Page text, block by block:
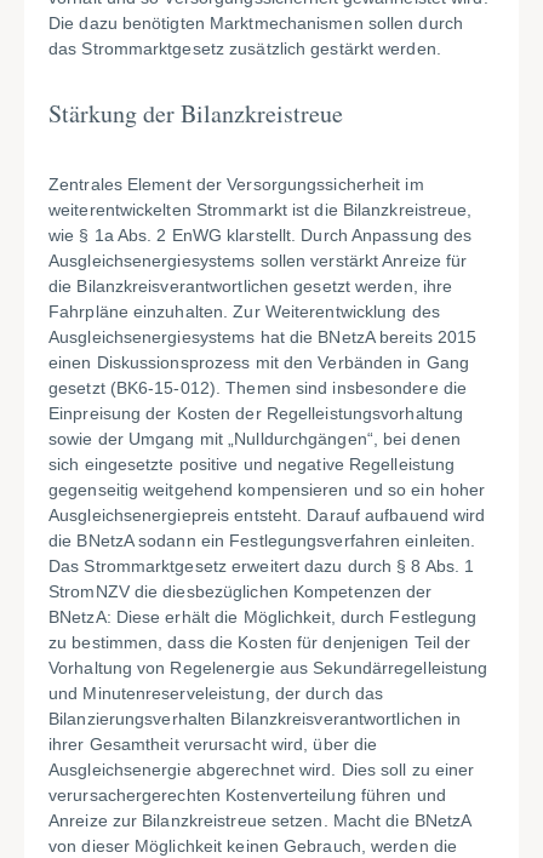
Die dazu benötigten Marktmechanismen sollen durch
das Strommarktgesetz zusätzlich gestärkt werden.
Stärkung der Bilanzkreistreue
Zentrales Element der Versorgungssicherheit im
weiterentwickelten Strommarkt ist die Bilanzkreistreue,
wie § 1a Abs. 2 EnWG klarstellt. Durch Anpassung des
Ausgleichsenergiesystems sollen verstärkt Anreize für
die Bilanzkreisverantwortlichen gesetzt werden, ihre
Fahrpläne einzuhalten. Zur Weiterentwicklung des
Ausgleichsenergiesystems hat die BNetzA bereits 2015
einen Diskussionsprozess mit den Verbänden in Gang
gesetzt (BK6-15-012). Themen sind insbesondere die
Einpreisung der Kosten der Regelleistungsvorhaltung
sowie der Umgang mit „Nulldurchgängen“, bei denen
sich eingesetzte positive und negative Regelleistung
gegenseitig weitgehend kompensieren und so ein hoher
Ausgleichsenergiepreis entsteht. Darauf aufbauend wird
die BNetzA sodann ein Festlegungsverfahren einleiten.
Das Strommarktgesetz erweitert dazu durch § 8 Abs. 1
StromNZV die diesbezüglichen Kompetenzen der
BNetzA: Diese erhält die Möglichkeit, durch Festlegung
zu bestimmen, dass die Kosten für denjenigen Teil der
Vorhaltung von Regelenergie aus Sekundärregelleistung
und Minutenreserveleistung, der durch das
Bilanzierungsverhalten Bilanzkreisverantwortlichen in
ihrer Gesamtheit verursacht wird, über die
Ausgleichsenergie abgerechnet wird. Dies soll zu einer
verursachergerechten Kostenverteilung führen und
Anreize zur Bilanzkreistreue setzen. Macht die BNetzA
von dieser Möglichkeit keinen Gebrauch, werden die